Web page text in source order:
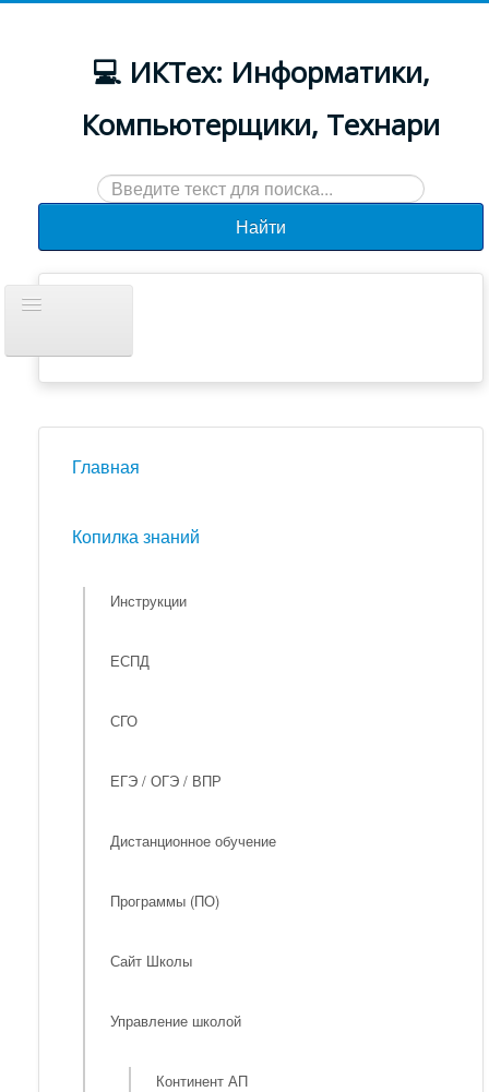
💻 ИКТех: Информатики,
Компьютерщики, Технари
Искать...
Найти
навигацию
Новости
Главная
Копилка знаний
Инструкции
ЕСПД
СГО
ЕГЭ / ОГЭ / ВПР
Дистанционное обучение
Программы (ПО)
Сайт Школы
Управление школой
Континент АП